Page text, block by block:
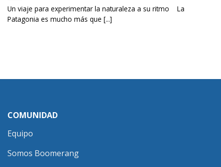
Un viaje para experimentar la naturaleza a su ritmo La
Patagonia es mucho más que [...]
COMUNIDAD
Equipo
Somos Boomerang